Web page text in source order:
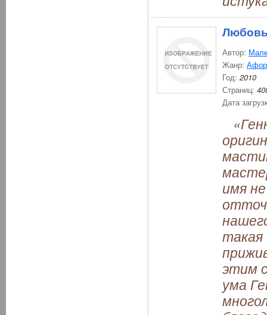
Автор:
Жанр:
Год: 2010
Страниц:
Дата
имя
такая
этим
ума